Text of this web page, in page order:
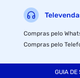
Compras pelo
Compras pelo
GUIA DE